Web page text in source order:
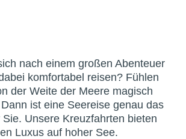
nach einem großen Abenteuer
komfortabel reisen? Fühlen
der Weite der Meere magisch
ist eine Seereise genau das
Sie. Unsere Kreuzfahrten bieten
Luxus auf hoher See.